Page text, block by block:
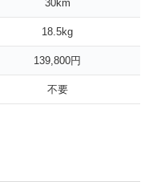
30km
18.5kg
139,800円
不要